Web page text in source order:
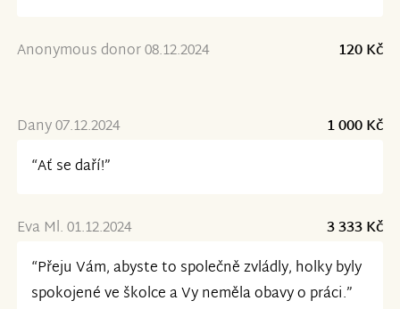
Anonymous donor 08.12.2024 120 Kč
Dany 07.12.2024
1 000 Kč
“Ať se daří!”
Eva Ml. 01.12.2024
3 333 Kč
“Přeju Vám, abyste to společně zvládly, holky byly
spokojené ve školce a Vy neměla obavy o práci.”